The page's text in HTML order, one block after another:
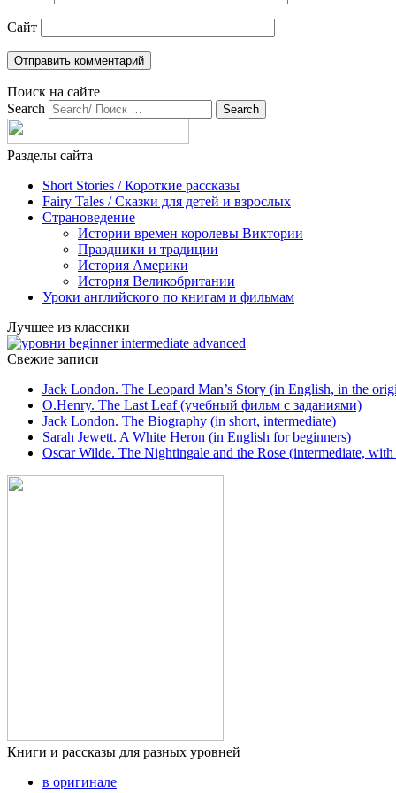
Сайт
Поиск на сайте
Search
Разделы сайта
Short Stories / Короткие рассказы
Fairy Tales / Cказки для детей и взрослых
Страноведение
Истории времен королевы Виктории
Праздники и традиции
История Америки
История Великобритании
Уроки английского по книгам и фильмам
Лучшее из классики
Свежие записи
Jack London. The Leopard Man’s Story (in English, in the
O.Henry. The Last Leaf (учебный фильм с заданиями)
Jack London. The Biography (in short, intermediate)
Sarah Jewett. A White Heron (in English for beginners)
Oscar Wilde. The Nightingale and the Rose (intermediate,
Книги и рассказы для разных уровней
в оригинале